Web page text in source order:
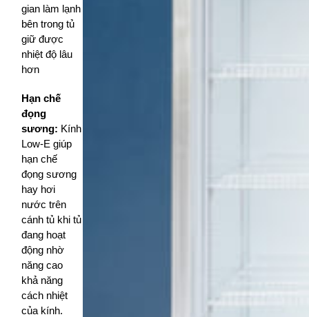
gian làm lạnh
bên trong tủ
giữ được
nhiệt độ lâu
hơn
Hạn chế
đọng
sương: Kính
Low-E giúp
hạn chế
đọng sương
hay hơi
nước trên
cánh tủ khi tủ
đang hoạt
động nhờ
năng cao
khả năng
cách nhiệt
của kính.